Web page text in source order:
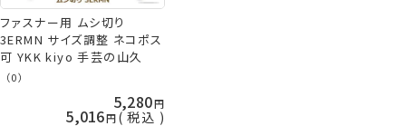
ファスナー用 ムシ切り
3ERMN サイズ調整 ネコポス
可 YKK kiyo 手芸の山久
（0）
5,280
5,016 税込